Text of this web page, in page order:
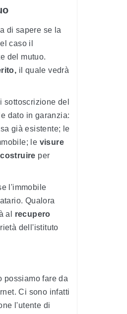
di sapere se la
caso il
del mutuo.
il quale vedrà
del
dato in garanzia:
già esistente; le
le visure
per
l'immobile
Qualora
al recupero
dell'istituto
possiamo fare da
Ci sono infatti
l'utente di